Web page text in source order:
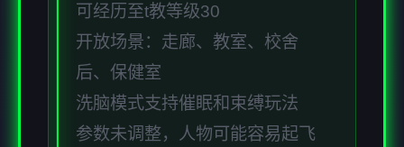
可经历至t教等级30
开放场景：走廊、教室、校舍
后、保健室
洗脑模式支持催眠和束缚玩法
参数未调整，人物可能容易起飞